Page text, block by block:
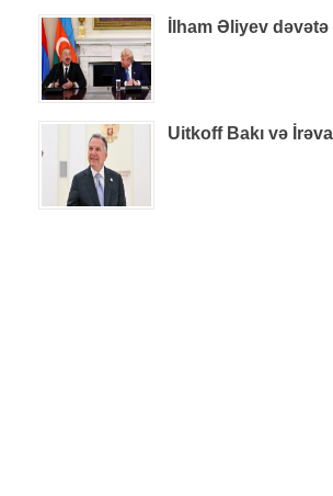
İlham Əliyev
Uitkoff Bakı və